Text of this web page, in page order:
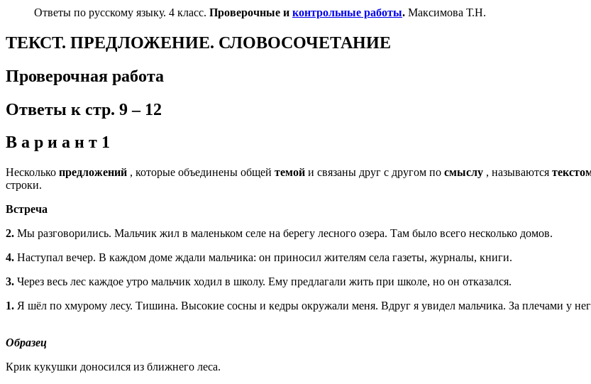
Ответы по русскому языку. 4 класс. Проверочные и контрольные работы. Максимова Т.Н.
ТЕКСТ. ПРЕДЛОЖЕНИЕ. СЛОВОСОЧЕТАНИЕ
Проверочная работа
Ответы к стр. 9 – 12
В а р и а н т 1
Несколько предложений , которые объединены общей темой и связаны друг с другом по смыслу , называются
строки.
Встреча
2. Мы разговорились. Мальчик жил в маленьком селе на берегу лесного озера. Там было всего несколько домов.
4. Наступал вечер. В каждом доме ждали мальчика: он приносил жителям села газеты, журналы, книги.
3. Через весь лес каждое утро мальчик ходил в школу. Ему предлагали жить при школе, но он отказался.
1. Я шёл по хмурому лесу. Тишина. Высокие сосны и кедры окружали меня. Вдруг я увидел мальчика. За плечами у
Образец
Крик кукушки доносился из ближнего леса.